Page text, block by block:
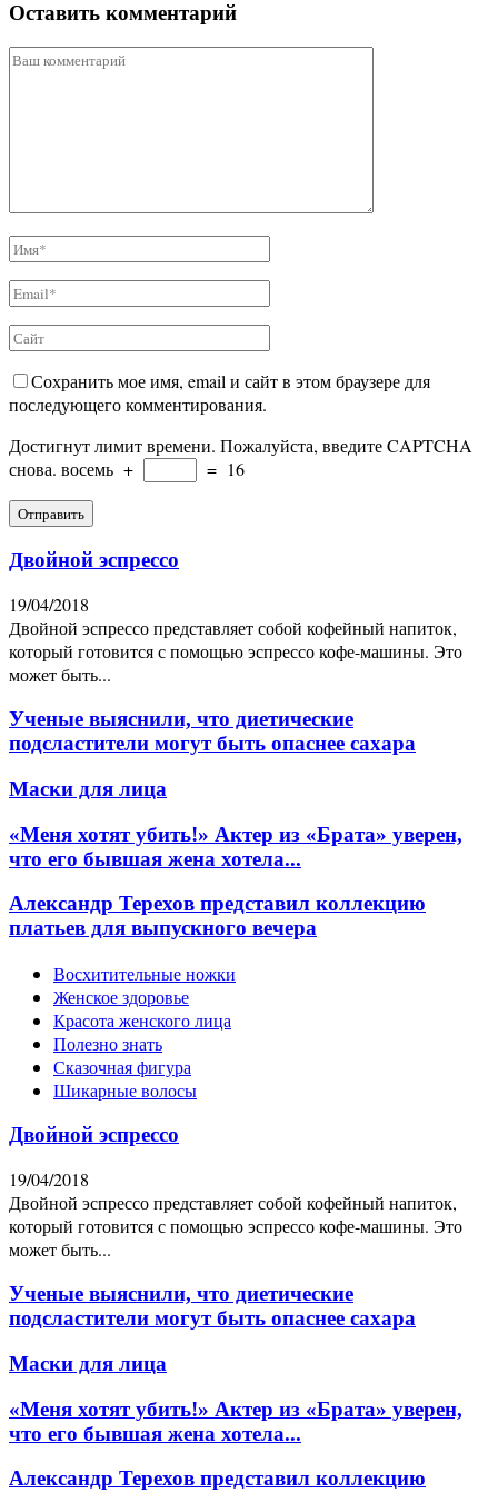
Оставить комментарий
Сохранить мое имя, email и сайт в этом браузере для
последующего комментирования.
Достигнут лимит времени. Пожалуйста, введите CAPTCHA
снова. восемь + = 16
Двойной эспрессо
19/04/2018
Двойной эспрессо представляет собой кофейный напиток,
который готовится с помощью эспрессо кофе-машины. Это
может быть...
Ученые выяснили, что диетические
подсластители могут быть опаснее сахара
Маски для лица
«Меня хотят убить!» Актер из «Брата» уверен,
что его бывшая жена хотела...
Александр Терехов представил коллекцию
платьев для выпускного вечера
Восхитительные ножки
Женское здоровье
Красота женского лица
Полезно знать
Сказочная фигура
Шикарные волосы
Двойной эспрессо
19/04/2018
Двойной эспрессо представляет собой кофейный напиток,
который готовится с помощью эспрессо кофе-машины. Это
может быть...
Ученые выяснили, что диетические
подсластители могут быть опаснее сахара
Маски для лица
«Меня хотят убить!» Актер из «Брата» уверен,
что его бывшая жена хотела...
Александр Терехов представил коллекцию